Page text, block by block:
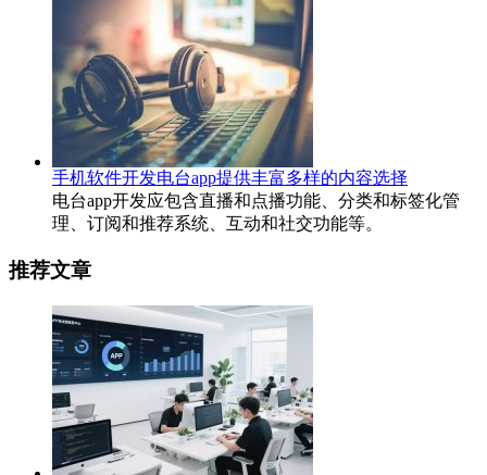
手机软件开发电台app提供丰富多样的内容选择
电台app开发应包含直播和点播功能、分类和标签化管
理、订阅和推荐系统、互动和社交功能等。
推荐文章